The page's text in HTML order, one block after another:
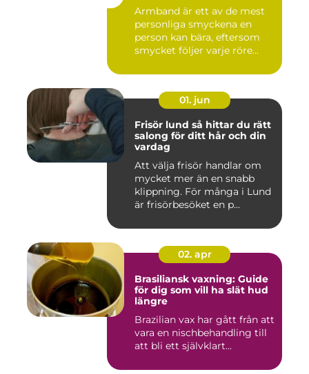
Armband är ett av de mest
personliga smyckena en
person kan bära, eftersom
smycket följer varje röre...
01. jun
Frisör lund så hittar du rätt
salong för ditt hår och din
vardag
Att välja frisör handlar om
mycket mer än en snabb
klippning. För många i Lund
är frisörbesöket en p...
02. apr
Brasiliansk vaxning: Guide
för dig som vill ha slät hud
längre
Brazilian vax har gått från att
vara en nischbehandling till
att bli ett självklart...